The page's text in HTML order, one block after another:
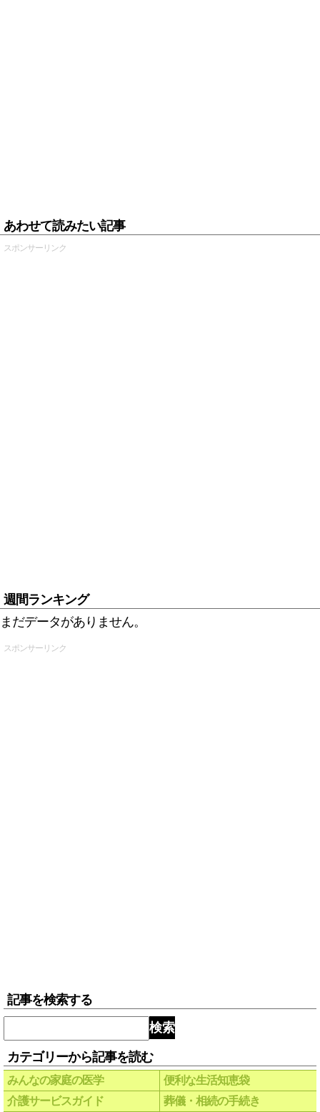
あわせて読みたい記事
スポンサーリンク
週間ランキング
まだデータがありません。
スポンサーリンク
記事を検索する
検索
カテゴリーから記事を読む
みんなの家庭の医学
便利な生活知恵袋
介護サービスガイド
葬儀・相続の手続き